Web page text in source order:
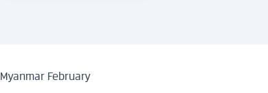
Myanmar February